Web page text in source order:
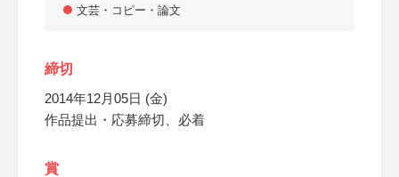
文芸・コピー・論文
締切
2014年12月05日 (金)
作品提出・応募締切、必着
賞